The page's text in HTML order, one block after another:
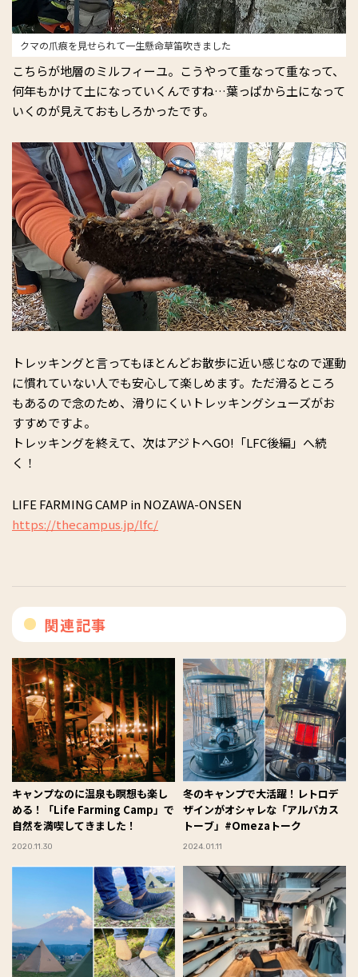
クマの爪痕を見せられて一生懸命草笛吹きました
こちらが地層のミルフィーユ。こうやって重なって重なって、
何年もかけて土になっていくんですね…葉っぱから土になって
いくのが見えておもしろかったです。
トレッキングと言ってもほとんどお散歩に近い感じなので運動
に慣れていない人でも安心して楽しめます。ただ滑るところ
もあるので念のため、滑りにくいトレッキングシューズがお
すすめですよ。
トレッキングを終えて、次はアジトへGO!「LFC後編」へ続
く！
LIFE FARMING CAMP in NOZAWA-ONSEN
https://thecampus.jp/lfc/
関連記事
キャンプなのに温泉も瞑想も楽し
める！「Life Farming Camp」で
自然を満喫してきました！
2020.11.30
冬のキャンプで大活躍！レトロデ
ザインがオシャレな「アルパカス
トーブ」#Omezaトーク
2024.01.11